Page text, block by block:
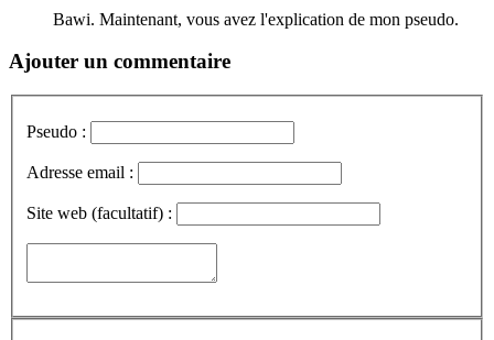
Bawi. Maintenant, vous avez l'explication de mon pseudo.
Ajouter un commentaire
Pseudo :
Adresse email :
Site web (facultatif) :